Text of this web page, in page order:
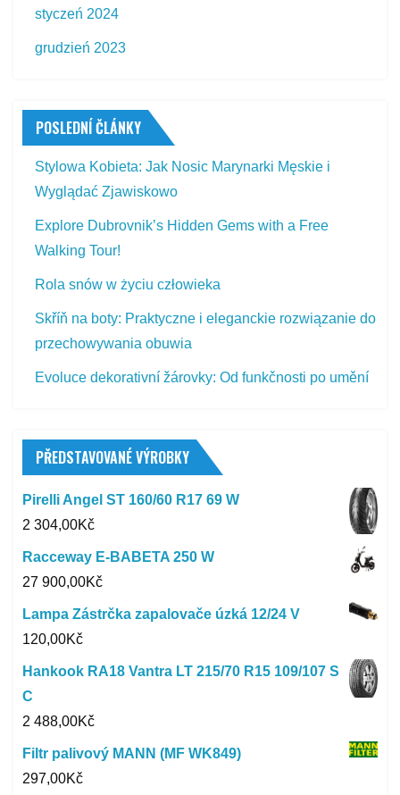
styczeń 2024
grudzień 2023
POSLEDNÍ ČLÁNKY
Stylowa Kobieta: Jak Nosic Marynarki Męskie i
Wyglądać Zjawiskowo
Explore Dubrovnik’s Hidden Gems with a Free
Walking Tour!
Rola snów w życiu człowieka
Skříň na boty: Praktyczne i eleganckie rozwiązanie do
przechowywania obuwia
Evoluce dekorativní žárovky: Od funkčnosti po umění
PŘEDSTAVOVANÉ VÝROBKY
Pirelli Angel ST 160/60 R17 69 W
2 304,00Kč
Racceway E-BABETA 250 W
27 900,00Kč
Lampa Zástrčka zapalovače úzká 12/24 V
120,00Kč
Hankook RA18 Vantra LT 215/70 R15 109/107 S
C
2 488,00Kč
Filtr palivový MANN (MF WK849)
297,00Kč